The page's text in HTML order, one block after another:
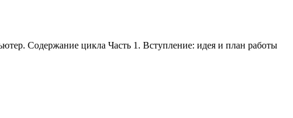
Содержание цикла Часть 1. Вступление: идея и план работы